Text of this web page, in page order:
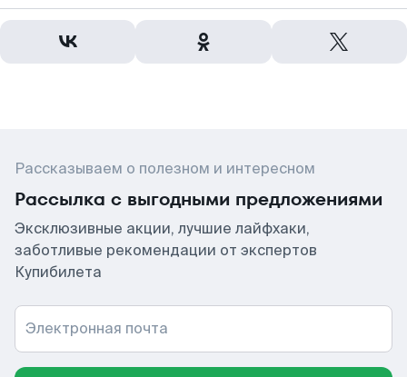
Рассказываем о полезном и интересном
Рассылка с выгодными предложениями
Эксклюзивные акции, лучшие лайфхаки,
заботливые рекомендации от экспертов
Купибилета
Электронная почта